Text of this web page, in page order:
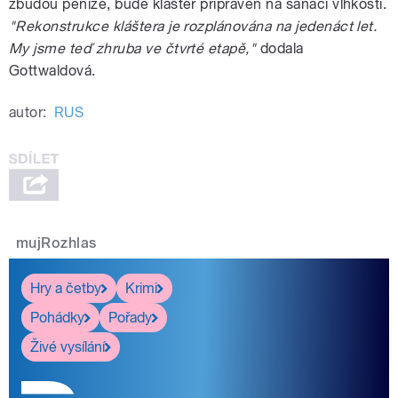
zbudou peníze, bude klášter přípraven na sanaci vlhkosti.
"Rekonstrukce kláštera je rozplánována na jedenáct let.
My jsme teď zhruba ve čtvrté etapě,"dodala
Gottwaldová.
autor: RUS
mujRozhlas
Hry a četby
Krimi
Pohádky
Pořady
Živé vysílání